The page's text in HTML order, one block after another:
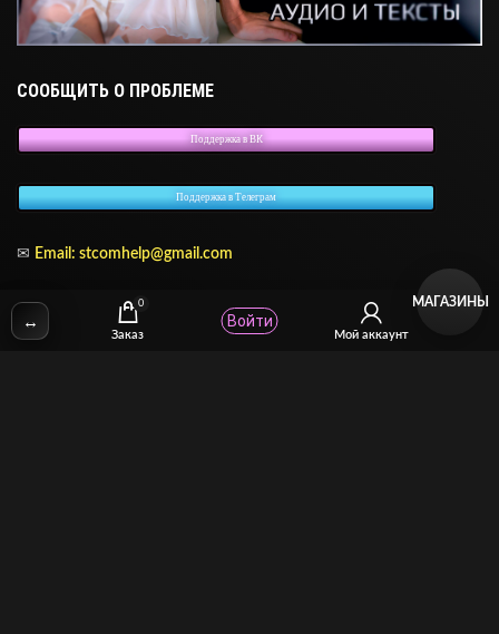
СООБЩИТЬ О ПРОБЛЕМЕ
Поддержка в ВК
Поддержка в Телеграм
✉ Email: stcomhelp@gmail.com
↔
0
Заказ Мой аккаунт
Войти
МАГАЗИНЫ